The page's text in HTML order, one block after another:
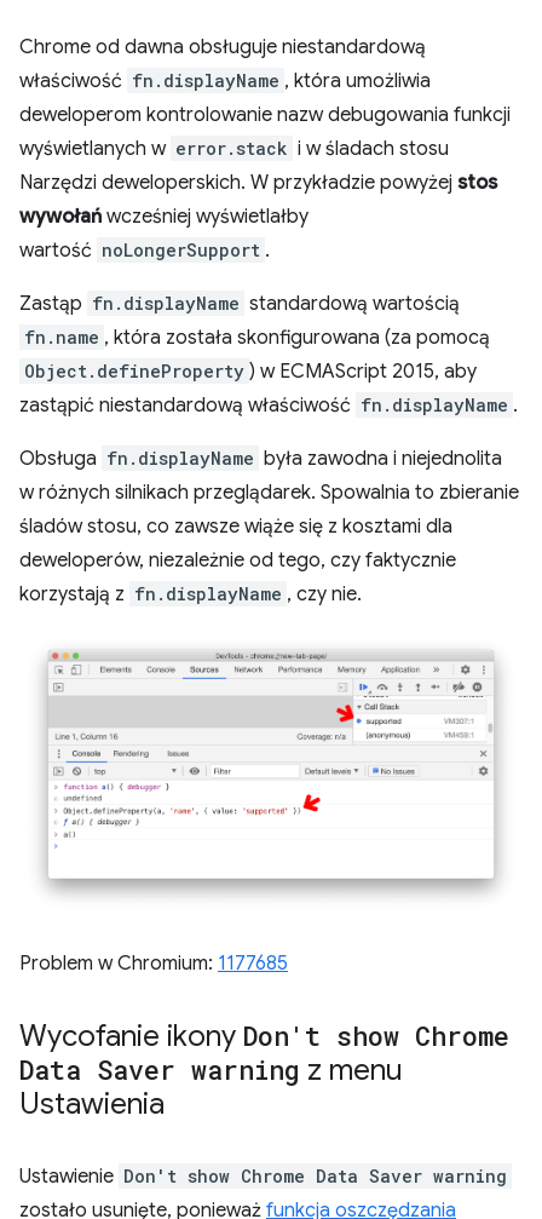
Chrome od dawna obsługuje niestandardową
właściwość fn.displayName , która umożliwia
deweloperom kontrolowanie nazw debugowania funkcji
wyświetlanych w error.stack i w śladach stosu
Narzędzi deweloperskich. W przykładzie powyżej stos
wywołań wcześniej wyświetlałby
wartość noLongerSupport .
Zastąp fn.displayName standardową wartością
fn.name , która została skonfigurowana (za pomocą
Object.defineProperty ) w ECMAScript 2015, aby
zastąpić niestandardową właściwość fn.displayName .
Obsługa fn.displayName była zawodna i niejednolita
w różnych silnikach przeglądarek. Spowalnia to zbieranie
śladów stosu, co zawsze wiąże się z kosztami dla
deweloperów, niezależnie od tego, czy faktycznie
korzystają z fn.displayName , czy nie.
Problem w Chromium: 1177685
Wycofanie ikony Don't show Chrome
Data Saver warning z menu
Ustawienia
Ustawienie Don't show Chrome Data Saver warning
zostało usunięte, ponieważ funkcja oszczędzania